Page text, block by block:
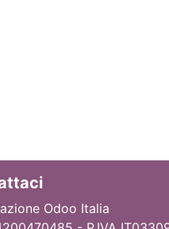
Odoo Italia